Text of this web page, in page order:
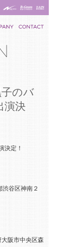
のバ
演決
定！
谷区神南２
阪市中央区森